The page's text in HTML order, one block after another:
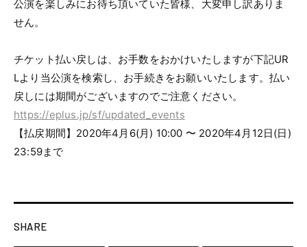
公演を楽しみにお待ち頂いていた皆様、大変申し訳ありま
せん。
チケット払い戻しは、お手数をおかけいたしますが下記UR
Lより当公演を検索し、お手続きをお願いいたします。払い
戻しには期間がございますのでご注意ください。
https://eplus.jp/sf/updated_events
【払戻期間】2020年4月6(月) 10:00 〜 2020年4月12日(日)
23:59まで
SHARE